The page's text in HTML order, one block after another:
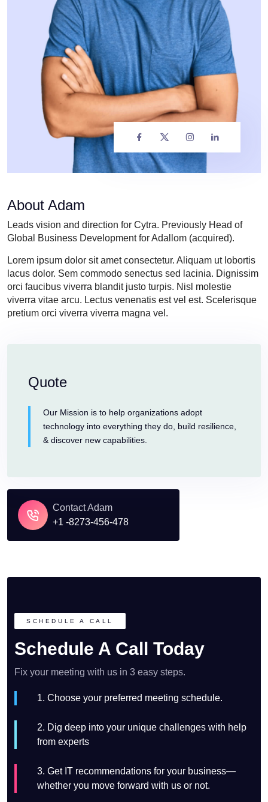
About Adam
Leads vision and direction for Cytra. Previously Head of
Global Business Development for Adallom (acquired).
Lorem ipsum dolor sit amet consectetur. Aliquam ut lobortis
lacus dolor. Sem commodo senectus sed lacinia. Dignissim
orci faucibus viverra blandit justo turpis. Nisl molestie
viverra vitae arcu. Lectus venenatis est vel est. Scelerisque
pretium orci viverra viverra magna vel.
Quote
Our Mission is to help organizations adopt
technology into everything they do, build resilience,
& discover new capabilities.
Contact Adam
+1 -8273-456-478
SCHEDULE A CALL
Schedule A Call Today
Fix your meeting with us in 3 easy steps.
1. Choose your preferred meeting schedule.
2. Dig deep into your unique challenges with help
from experts
3. Get IT recommendations for your business—
whether you move forward with us or not.